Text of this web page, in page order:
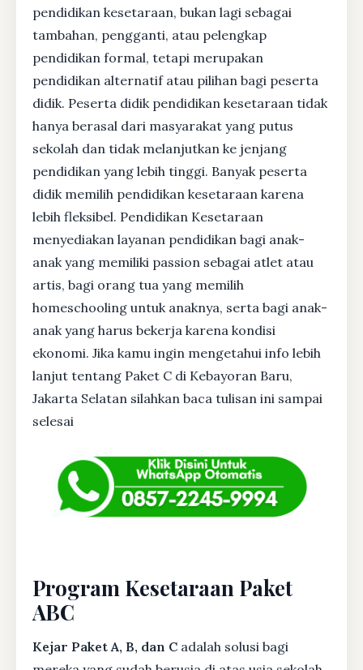
pendidikan kesetaraan, bukan lagi sebagai
tambahan, pengganti, atau pelengkap
pendidikan formal, tetapi merupakan
pendidikan alternatif atau pilihan bagi peserta
didik. Peserta didik pendidikan kesetaraan tidak
hanya berasal dari masyarakat yang putus
sekolah dan tidak melanjutkan ke jenjang
pendidikan yang lebih tinggi. Banyak peserta
didik memilih pendidikan kesetaraan karena
lebih fleksibel. Pendidikan Kesetaraan
menyediakan layanan pendidikan bagi anak-
anak yang memiliki passion sebagai atlet atau
artis, bagi orang tua yang memilih
homeschooling untuk anaknya, serta bagi anak-
anak yang harus bekerja karena kondisi
ekonomi. Jika kamu ingin mengetahui info lebih
lanjut tentang Paket C di Kebayoran Baru,
Jakarta Selatan silahkan baca tulisan ini sampai
selesai
Program Kesetaraan Paket
ABC
Kejar Paket A, B, dan C adalah solusi bagi